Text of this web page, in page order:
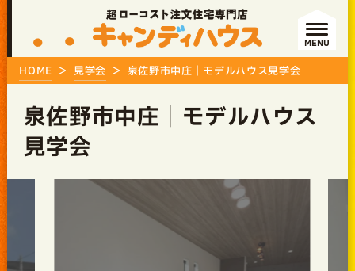
MENU
HOME 見学会 泉佐野市中庄｜モデルハウス見学会
泉佐野市中庄｜モデルハウス
見学会